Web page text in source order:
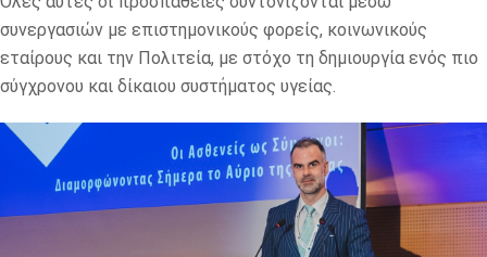
συνεργασιών με επιστημονικούς φορείς, κοινωνικούς
εταίρους και την Πολιτεία, με στόχο τη δημιουργία ενός πιο
σύγχρονου και δίκαιου συστήματος υγείας.